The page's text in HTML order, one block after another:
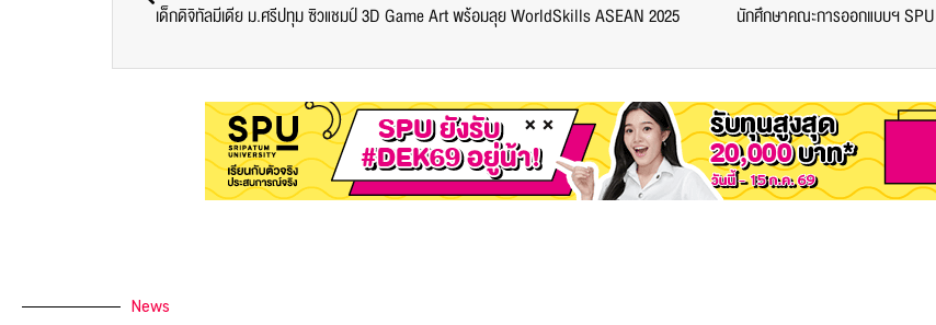
เด็กดิจิทัลมีเดีย ม.ศรีปทุม ซิวแชมป์ 3D Game Art พร้อมลุย WorldSkills ASEAN 2025
News